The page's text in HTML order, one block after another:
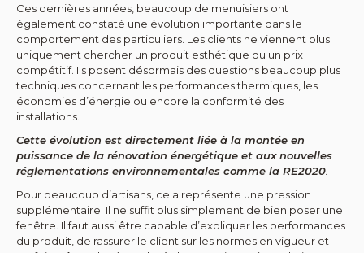
Ces dernières années, beaucoup de menuisiers ont
également constaté une évolution importante dans le
comportement des particuliers. Les clients ne viennent plus
uniquement chercher un produit esthétique ou un prix
compétitif. Ils posent désormais des questions beaucoup plus
techniques concernant les performances thermiques, les
économies d’énergie ou encore la conformité des
installations.
Cette évolution est directement liée à la montée en
puissance de la rénovation énergétique et aux nouvelles
réglementations environnementales comme la RE2020
Pour beaucoup d’artisans, cela représente une pression
supplémentaire. Il ne suffit plus simplement de bien poser une
fenêtre. Il faut aussi être capable d’expliquer les performances
du produit, de rassurer le client sur les normes en vigueur et